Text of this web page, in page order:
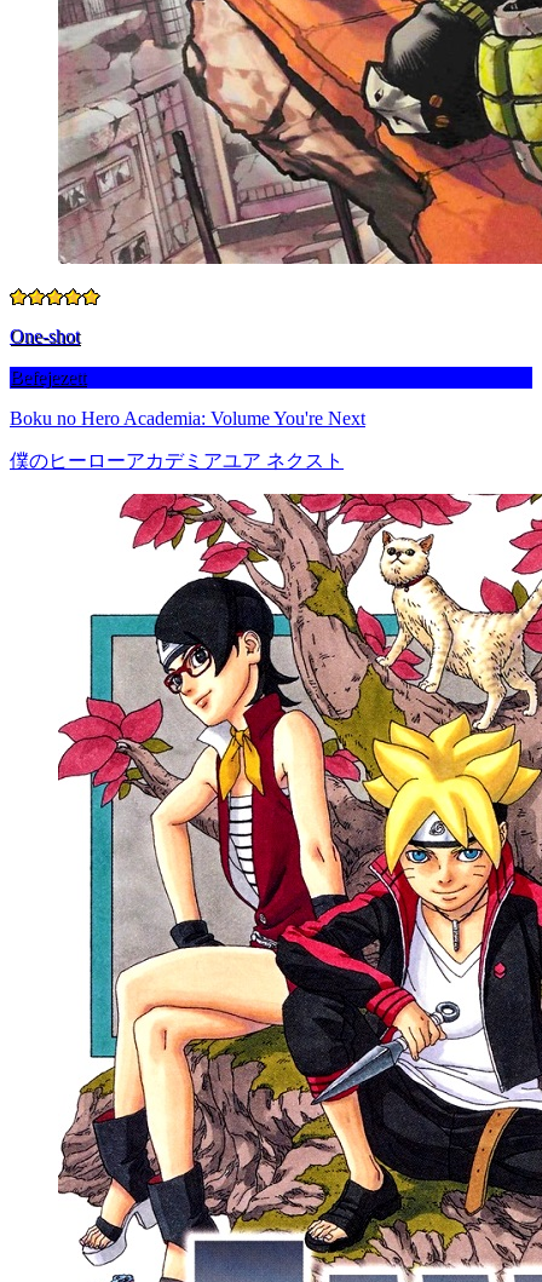
One-shot
Befejezett
Boku no Hero Academia: Volume You're Next
僕のヒーローアカデミアユア ネクスト